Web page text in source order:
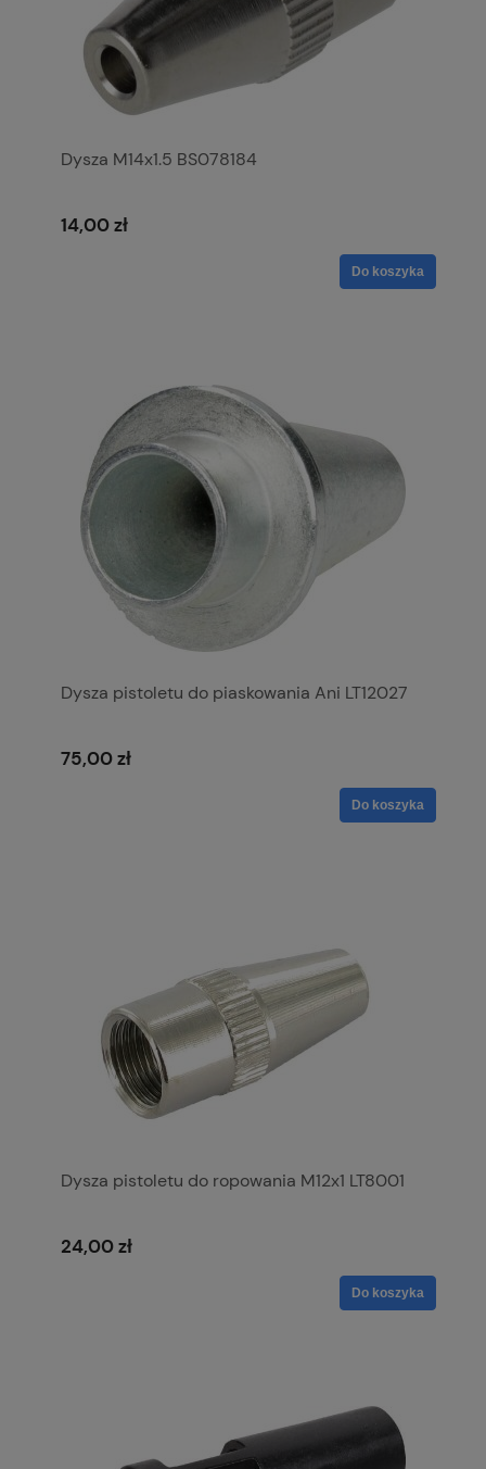
Dysza M14x1.5 BS078184
14,00 zł
Do koszyka
Dysza pistoletu do piaskowania Ani LT12027
75,00 zł
Do koszyka
Dysza pistoletu do ropowania M12x1 LT8001
24,00 zł
Do koszyka